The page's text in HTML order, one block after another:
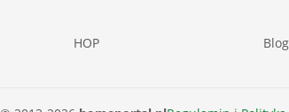
HOP Blog